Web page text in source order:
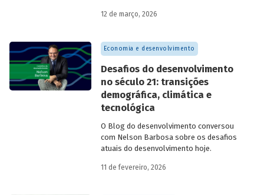
como programas de aceleração têm
desafio.
12 de março, 2026
Economia e desenvolvimento
Desafios do desenvolvimento
no século 21: transições
demográfica, climática e
tecnológica
O Blog do desenvolvimento conversou
com Nelson Barbosa sobre os desafios
atuais do desenvolvimento hoje.
11 de fevereiro, 2026